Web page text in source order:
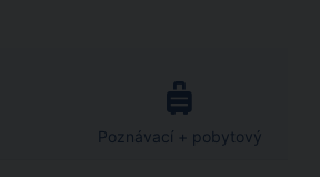
Poznávací + pobytový